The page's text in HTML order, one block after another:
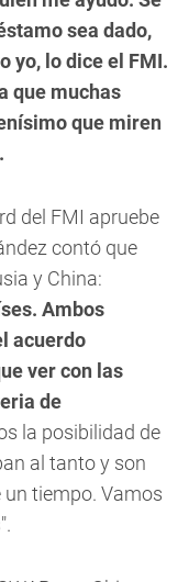
sea dado,
yo, lo dice el FMI.
que muchas
que miren
del FMI apruebe
contó que
y China:
Ambos
acuerdo
ver con las
de
la posibilidad de
al tanto y son
tiempo. Vamos